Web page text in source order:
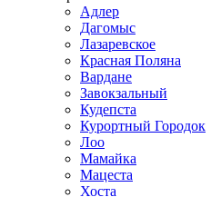
Адлер
Дагомыс
Лазаревское
Красная Поляна
Вардане
Завокзальный
Кудепста
Курортный Городок
Лоо
Мамайка
Мацеста
Хоста